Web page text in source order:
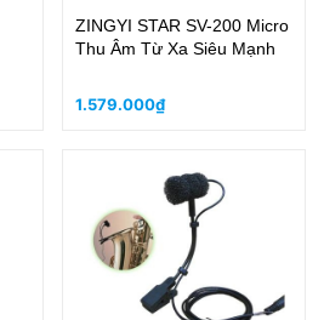
ZINGYI STAR SV-200 Micro
Thu Âm Từ Xa Siêu Mạnh
1.579.000₫